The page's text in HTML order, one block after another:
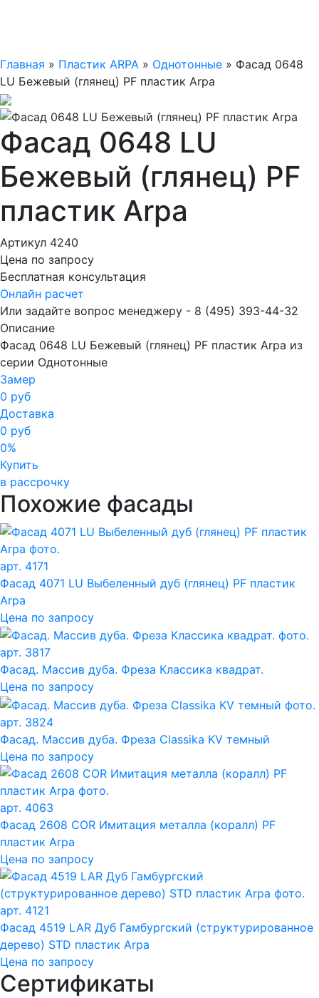
Главная » Пластик ARPA » Однотонные » Фасад 0648
LU Бежевый (глянец) PF пластик Arpa
Фасад 0648 LU
Бежевый (глянец) PF
пластик Arpa
Артикул 4240
Цена по запросу
Бесплатная консультация
Онлайн расчет
Или задайте вопрос менеджеру - 8 (495) 393-44-32
Описание
Фасад 0648 LU Бежевый (глянец) PF пластик Arpa из
серии Однотонные
Замер
0 руб
Доставка
0 руб
0%
Купить
в рассрочку
Похожие фасады
арт. 4171
Фасад 4071 LU Выбеленный дуб (глянец) PF пластик
Arpa
Цена по запросу
арт. 3817
Фасад. Массив дуба. Фреза Классика квадрат.
Цена по запросу
арт. 3824
Фасад. Массив дуба. Фреза Classika KV темный
Цена по запросу
арт. 4063
Фасад 2608 COR Имитация металла (коралл) PF
пластик Arpa
Цена по запросу
арт. 4121
Фасад 4519 LAR Дуб Гамбургский (структурированное
дерево) STD пластик Arpa
Цена по запросу
Сертификаты